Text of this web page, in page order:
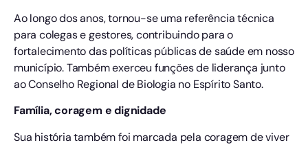
Ao longo dos anos, tornou-se uma referência técnica
para colegas e gestores, contribuindo para o
fortalecimento das políticas públicas de saúde em nosso
município. Também exerceu funções de liderança junto
ao Conselho Regional de Biologia no Espírito Santo.
Família, coragem e dignidade
Sua história também foi marcada pela coragem de viver